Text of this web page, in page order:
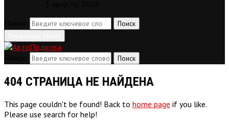
Поиск
Поиск
404 СТРАНИЦА НЕ НАЙДЕНА
This page couldn't be found! Back to home page if you like.
Please use search for help!